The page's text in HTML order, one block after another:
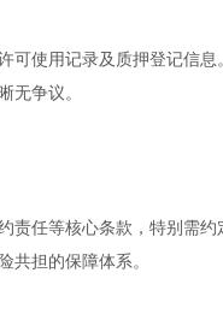
可使用记录及质押登记信
无争议。
责任等核心条款，特别需
共担的保障体系。